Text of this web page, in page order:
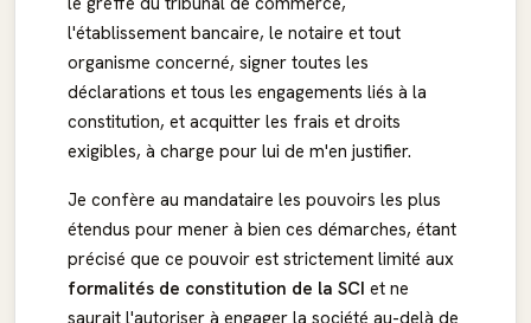
l'établissement bancaire, le notaire et tout
organisme concerné, signer toutes les
déclarations et tous les engagements liés à la
constitution, et acquitter les frais et droits
exigibles, à charge pour lui de m'en justifier.
Je confère au mandataire les pouvoirs les plus
étendus pour mener à bien ces démarches, étant
précisé que ce pouvoir est strictement limité aux
formalités de constitution de la SCI et ne
saurait l'autoriser à engager la société au-delà de